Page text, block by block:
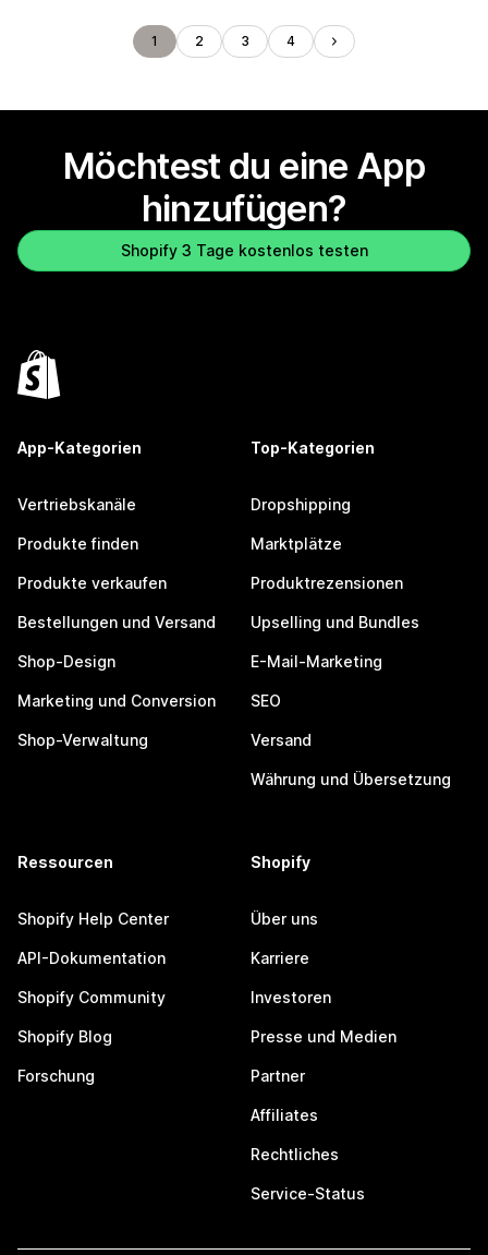
1 2 3 4
Möchtest du eine App
hinzufügen?
Shopify 3 Tage kostenlos testen
App-Kategorien
Vertriebskanäle
Produkte finden
Produkte verkaufen
Bestellungen und Versand
Shop-Design
Marketing und Conversion
Shop-Verwaltung
Top-Kategorien
Dropshipping
Marktplätze
Produktrezensionen
Upselling und Bundles
E-Mail-Marketing
SEO
Versand
Währung und Übersetzung
Ressourcen
Shopify Help Center
API-Dokumentation
Shopify Community
Shopify Blog
Forschung
Shopify
Über uns
Karriere
Investoren
Presse und Medien
Partner
Affiliates
Rechtliches
Service-Status